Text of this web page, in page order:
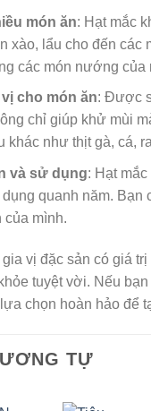
món ăn: Hạt mắc
xào, lẩu cho đến các
các món nướng
cho món ăn: Được
chỉ giúp khử mùi
khác như thịt gà, cá,
và sử dụng: Hạt
quanh năm. Bạn
của mình.
gia vị đặc sản có giá
tuyệt vời. Nếu
chọn hoàn hảo để
TỰ